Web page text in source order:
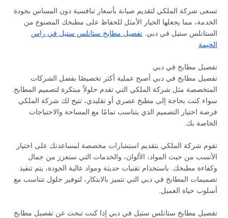
تسعى شركة الملكي لتقديم صيانة بأسعار تنافسية دون المساس بجودة
الخدمة، مما يجعلها الخيار الأمثل للحفاظ على مطبخك المصنوع من
الستانلس ستيل في دبي.تفصيل مطابخ ستانلس ستيل في راس
الخيمة
تفصيل مطابخ في دبي
تفصيل مطابخ في دبي أصبح عملية أكثر تخصيصًا بفضل الشركات
المتخصصة مثل شركة الملكي التي تقدم حلولاً مبتكرة لتصميم المطابخ.
سواء كنت بحاجة إلى مطبخ عصري أو تقليدي، تتيح لك شركة الملكي
فرصة اختيار التصميم الذي يتناسب تمامًا مع المساحة والاحتياجات
الخاصة بك.
تقوم شركة الملكي بتقديم استشارات مخصصة لمساعدتك على اختيار
الأنسب من حيث المواد، الألوان، والخدمات التي ستعزز من جمال
وكفاءة مطبخك. باستخدام تقنيات حديثة ومواد عالية الجودة، يتم تنفيذ
تصميمات المطابخ في دبي التي تتميز بالابتكار، لتوفير حلول تتناسب مع
أسلوب حياة العميل.
تفصيل مطابخ ستانلس ستيل في دبي إذا كنت تبحث عن تفصيل مطابخ